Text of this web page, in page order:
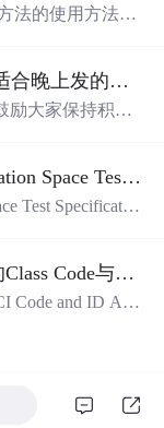
法的使用方法及
request payload怎么发_励志语录适合晚上发的说说
励大家保持积极
PCI Express Architecture Configuration Space Test Specification Revision 5.0, Version 1.0 (CB).pdf
Test Specificatio
【计算机硬件接口】PCI规范中的Class Code与Capability ID分配：设备功能分类及扩展能力标识系统设计
Code and ID Assi